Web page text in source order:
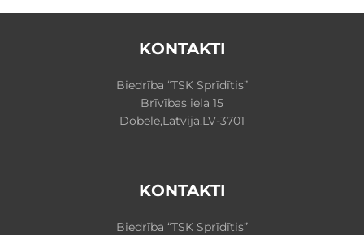
KONTAKTI
Biedrība “TSK Sprīdītis”
Brīvības iela 15
Dobele,Latvija,LV-3701
KONTAKTI
Biedrība “TSK Sprīdītis”